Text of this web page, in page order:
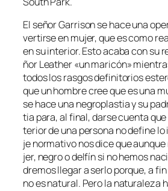
El se­ñor Garrison se ha­ce una
ver­tir­se en mu­jer, que es co­mo
en su in­te­rior. Esto aca­ba con su
ñor Leather «un ma­ri­cón»
to­dos los ras­gos de­fi­ni­to­rios
que un hom­bre cree que es una
se ha­ce una ne­gro­plas­tia y su
tia pa­ra, al fi­nal, dar­se cuen­ta
te­rior de una per­so­na no de­fi­ne
je nor­ma­ti­vo nos di­ce que
jer, ne­gro o del­fín si no he­mos
dre­mos lle­gar a ser­lo por­que, a
no es na­tu­ral. Pero la na­tu­ra­le­za